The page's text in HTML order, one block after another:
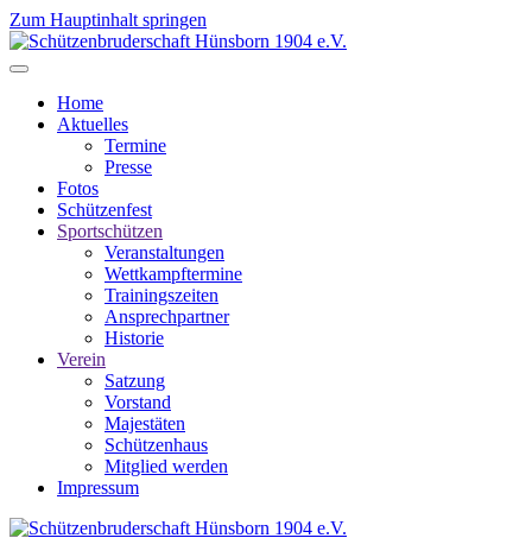
Zum Hauptinhalt springen
Home
Aktuelles
Termine
Presse
Fotos
Schützenfest
Sportschützen
Veranstaltungen
Wettkampftermine
Trainingszeiten
Ansprechpartner
Historie
Verein
Satzung
Vorstand
Majestäten
Schützenhaus
Mitglied werden
Impressum